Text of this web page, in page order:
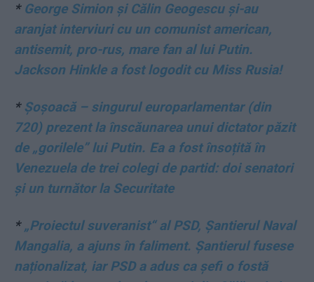
* George Simion și Călin Geogescu și-au
aranjat interviuri cu un comunist american,
antisemit, pro-rus, mare fan al lui Putin.
Jackson Hinkle a fost logodit cu Miss Rusia!
* Șoșoacă – singurul europarlamentar (din
720) prezent la înscăunarea unui dictator păzit
de „gorilele” lui Putin. Ea a fost însoțită în
Venezuela de trei colegi de partid: doi senatori
și un turnător la Securitate
*„Proiectul suveranist“ al PSD, Șantierul Naval
Mangalia, a ajuns în faliment. Șantierul fusese
naționalizat, iar PSD a adus ca șefi o fostă